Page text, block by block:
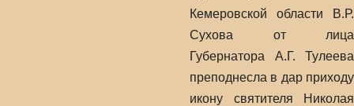
Кемеровской области В.Р.
Сухова от лица
Губернатора А.Г. Тулеева
преподнесла в дар приходу
икону святителя Николая